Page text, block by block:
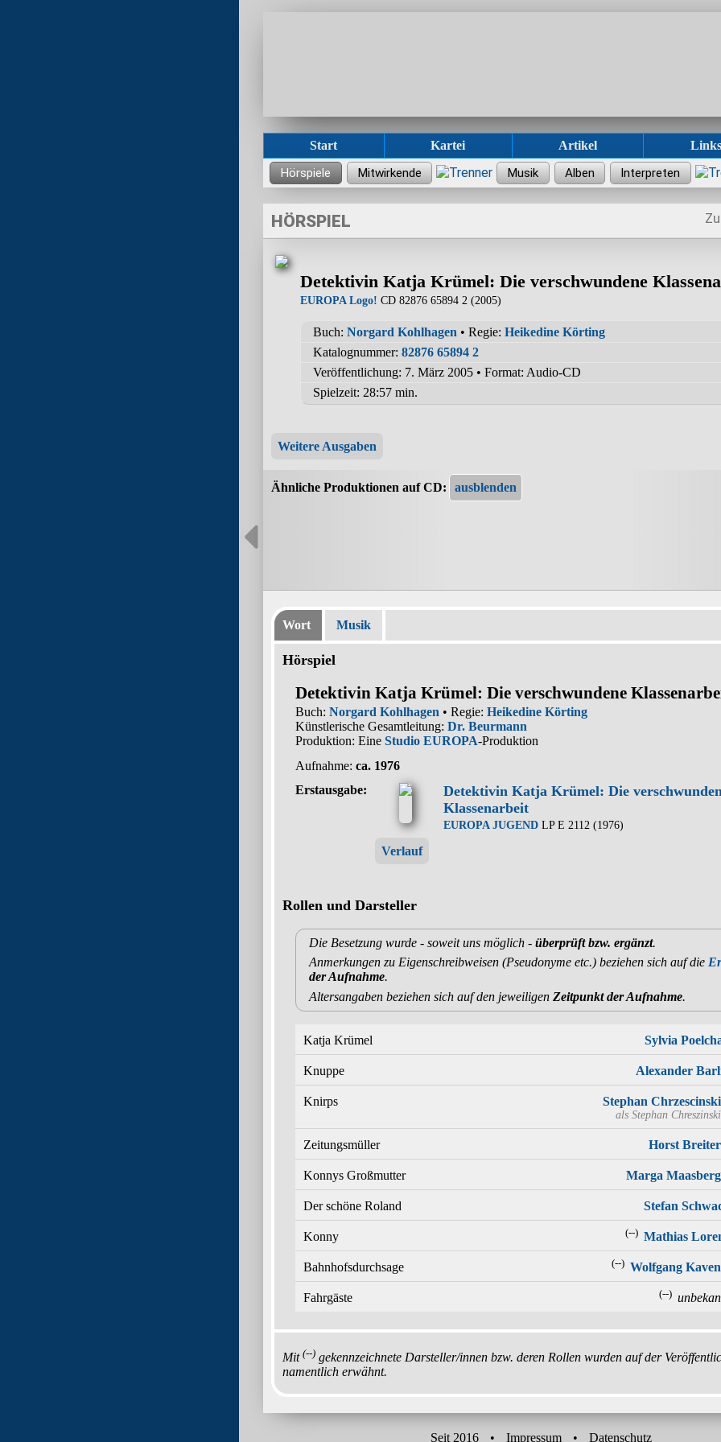
Start Kartei Artikel Links
HÖRSPIEL
Detektivin Katja Krümel: Die verschwundene
EUROPA Logo! CD 82876 65894 2 (2005)
Buch: Norgard Kohlhagen • Regie: Heikedine Körting
Katalognummer: 82876 65894 2
Veröffentlichung: 7. März 2005 • Format: Audio-CD
Spielzeit: 28:57 min.
Weitere Ausgaben
Ähnliche Produktionen auf CD:
Wort Musik
Hörspiel
Detektivin Katja Krümel: Die verschwundene
Buch: Norgard Kohlhagen • Regie: Heikedine Körting
Künstlerische Gesamtleitung: Dr. Beurmann
Produktion: Eine Studio EUROPA-Produktion
Aufnahme: ca. 1976
Erstausgabe:
Detektivin Katja Krümel: Die
Klassenarbeit
EUROPA JUGEND LP E 2112 (1976)
Verlauf
Rollen und Darsteller
Die Besetzung wurde - soweit uns möglich - überprüft bzw. ergänzt.
Anmerkungen zu Eigenschreibweisen (Pseudonyme etc.) beziehen sich auf die
der Aufnahme.
Altersangaben beziehen sich auf den jeweiligen Zeitpunkt der Aufnahme.
Katja Krümel Sylvia
Knuppe Alexander
Knirps Stephan Chrzescinski
als Stephan Chreszinski
Zeitungsmüller Horst Breiter
Konnys Großmutter Marga Maasberg
Der schöne Roland Stefan
Konny (--) Mathias
Bahnhofsdurchsage (--) Wolfgang Kaven
Fahrgäste (--)
Mit (--) gekennzeichnete Darsteller/innen bzw. deren Rollen wurden auf der
namentlich erwähnt.
Seit 2016 • Impressum • Datenschutz